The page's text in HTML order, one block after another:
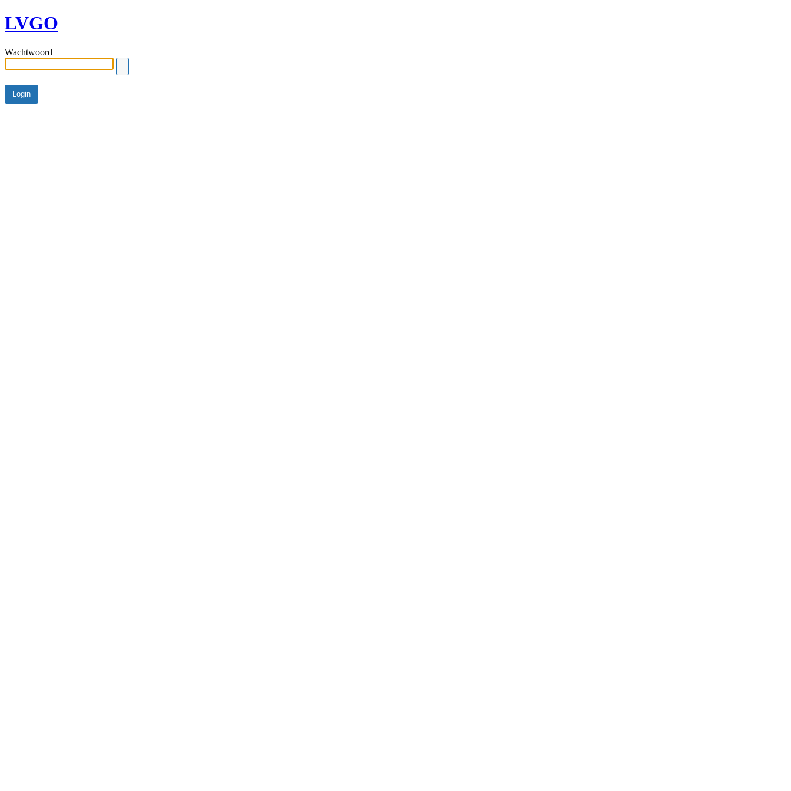
LVGO
Wachtwoord